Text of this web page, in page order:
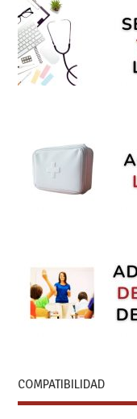
COMPATIBILIDAD